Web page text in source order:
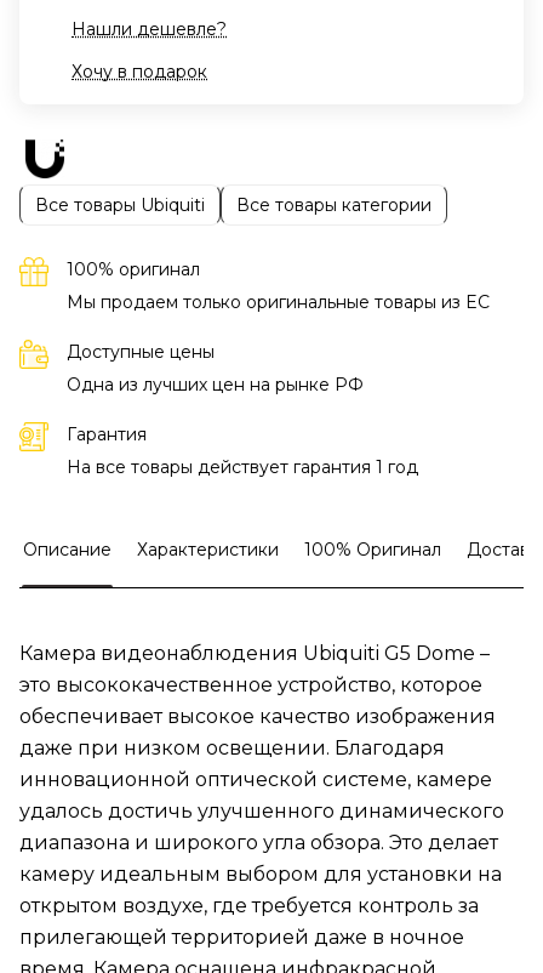
Нашли дешевле?
Хочу в подарок
Все товары Ubiquiti Все товары категории
100% оригинал
Мы продаем только оригинальные товары из EC
Доступные цены
Одна из лучших цен на рынке РФ
Гарантия
На все товары действует гарантия 1 год
Описание Характеристики 100% Оригинал
Камера видеонаблюдения Ubiquiti G5 Dome –
это высококачественное устройство, которое
обеспечивает высокое качество изображения
даже при низком освещении. Благодаря
инновационной оптической системе, камере
удалось достичь улучшенного динамического
диапазона и широкого угла обзора. Это делает
камеру идеальным выбором для установки на
открытом воздухе, где требуется контроль за
прилегающей территорией даже в ночное